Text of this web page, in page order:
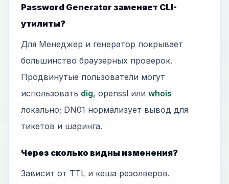
Password Generator заменяет CLI-
утилиты?
Для Менеджер и генератор покрывает
большинство браузерных проверок.
Продвинутые пользователи могут
использовать dig, openssl или whois
локально; DN01 нормализует вывод для
тикетов и шаринга.
Через сколько видны изменения?
Зависит от TTL и кеша резолверов.